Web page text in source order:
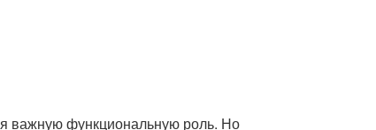
важную функциональную роль. Но